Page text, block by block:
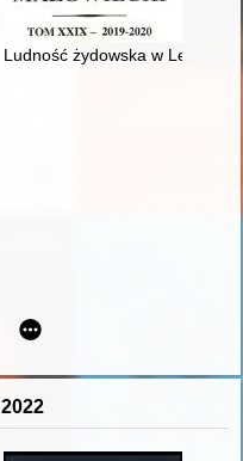
właściciele w średniowieczu
Ludność żydowska w
w Galicji (1782-